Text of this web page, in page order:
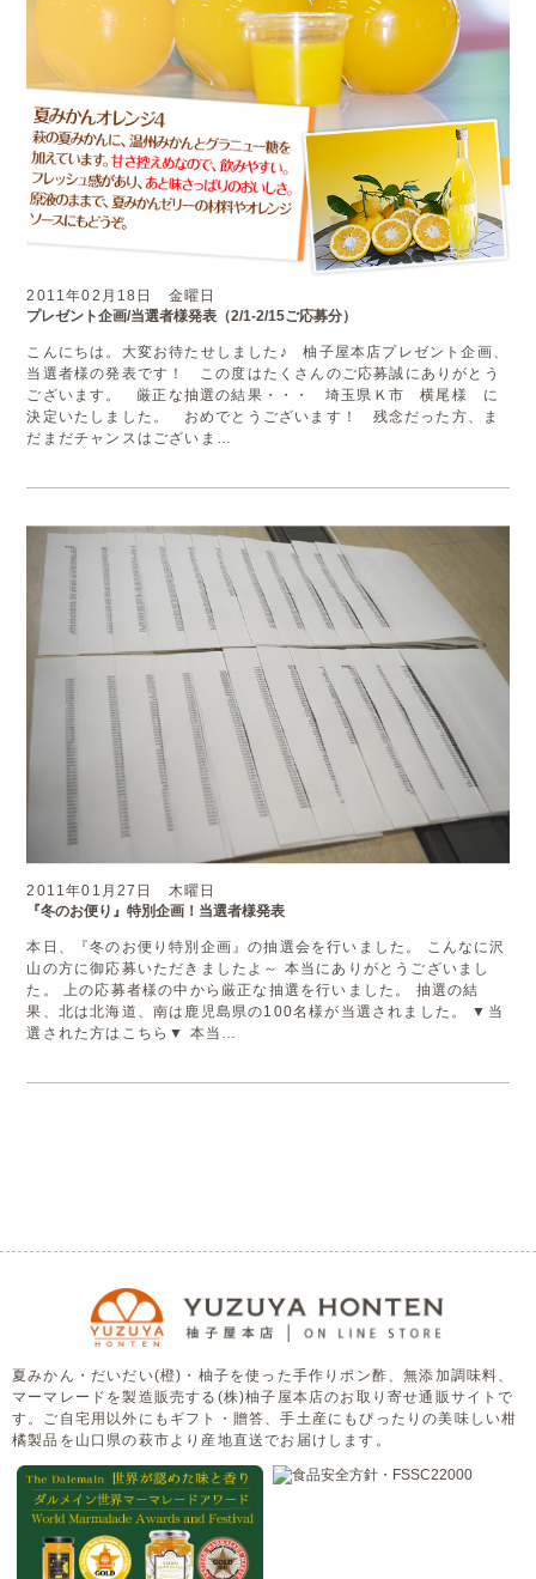
2011年02月18日 金曜日
プレゼント企画/当選者様発表（2/1-2/15ご応募分）
こんにちは。大変お待たせしました♪ 柚子屋本店プレゼント企画、
当選者様の発表です！ この度はたくさんのご応募誠にありがとう
ございます。 厳正な抽選の結果・・・ 埼玉県Ｋ市 横尾様 に
決定いたしました。 おめでとうございます！ 残念だった方、ま
だまだチャンスはございま…
2011年01月27日 木曜日
『冬のお便り』特別企画！当選者様発表
本日、『冬のお便り特別企画』の抽選会を行いました。 こんなに沢
山の方に御応募いただきましたよ～ 本当にありがとうございまし
た。 上の応募者様の中から厳正な抽選を行いました。 抽選の結
果、北は北海道、南は鹿児島県の100名様が当選されました。 ▼当
選された方はこちら▼ 本当…
夏みかん・だいだい(橙)・柚子を使った手作りポン酢、無添加調味料、
マーマレードを製造販売する(株)柚子屋本店のお取り寄せ通販サイトで
す。ご自宅用以外にもギフト・贈答、手土産にもぴったりの美味しい柑
橘製品を山口県の萩市より産地直送でお届けします。